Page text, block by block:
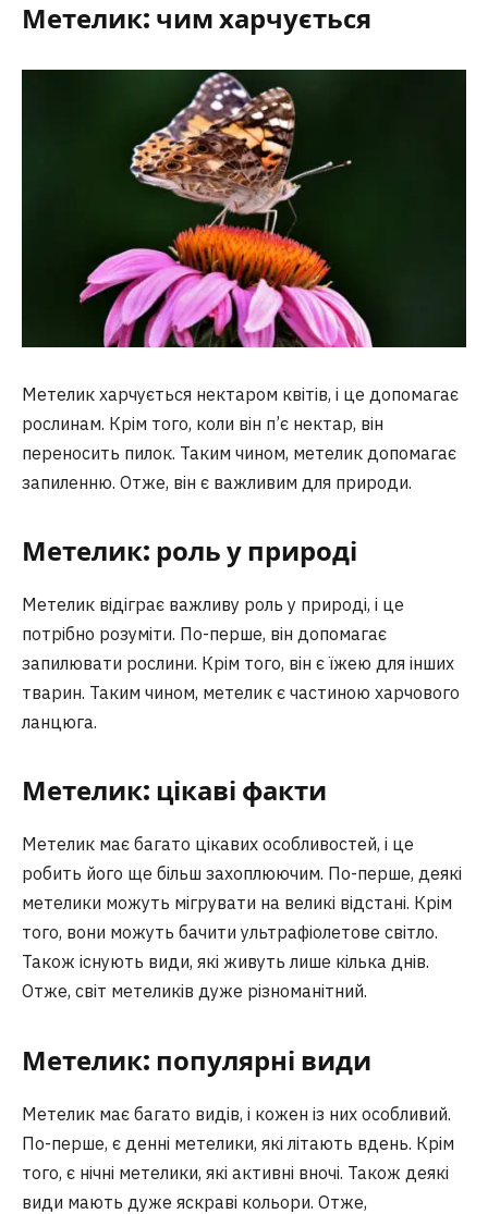
Метелик: чим харчується
Метелик харчується нектаром квітів, і це допомагає
рослинам. Крім того, коли він п’є нектар, він
переносить пилок. Таким чином, метелик допомагає
запиленню. Отже, він є важливим для природи.
Метелик: роль у природі
Метелик відіграє важливу роль у природі, і це
потрібно розуміти. По-перше, він допомагає
запилювати рослини. Крім того, він є їжею для інших
тварин. Таким чином, метелик є частиною харчового
ланцюга.
Метелик: цікаві факти
Метелик має багато цікавих особливостей, і це
робить його ще більш захоплюючим. По-перше, деякі
метелики можуть мігрувати на великі відстані. Крім
того, вони можуть бачити ультрафіолетове світло.
Також існують види, які живуть лише кілька днів.
Отже, світ метеликів дуже різноманітний.
Метелик: популярні види
Метелик має багато видів, і кожен із них особливий.
По-перше, є денні метелики, які літають вдень. Крім
того, є нічні метелики, які активні вночі. Також деякі
види мають дуже яскраві кольори. Отже,